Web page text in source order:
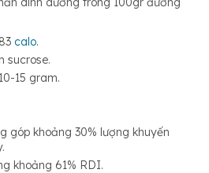
calo.
sucrose.
15 gram.
góp khoảng 30% lượng khuyến
khoảng 61% RDI.